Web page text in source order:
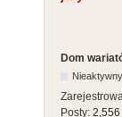
Dom
Nieaktywny
Posty: 2,556